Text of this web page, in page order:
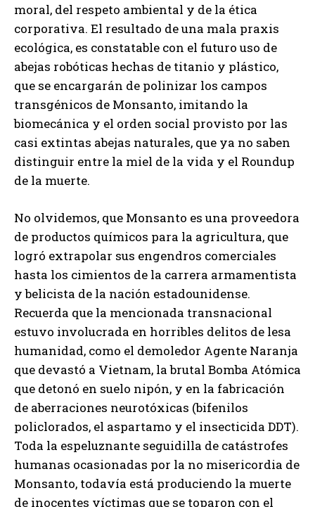
moral, del respeto ambiental y de la ética
corporativa. El resultado de una mala praxis
ecológica, es constatable con el futuro uso de
abejas robóticas hechas de titanio y plástico,
que se encargarán de polinizar los campos
transgénicos de Monsanto, imitando la
biomecánica y el orden social provisto por las
casi extintas abejas naturales, que ya no saben
distinguir entre la miel de la vida y el Roundup
de la muerte.
No olvidemos, que Monsanto es una proveedora
de productos químicos para la agricultura, que
logró extrapolar sus engendros comerciales
hasta los cimientos de la carrera armamentista
y belicista de la nación estadounidense.
Recuerda que la mencionada transnacional
estuvo involucrada en horribles delitos de lesa
humanidad, como el demoledor Agente Naranja
que devastó a Vietnam, la brutal Bomba Atómica
que detonó en suelo nipón, y en la fabricación
de aberraciones neurotóxicas (bifenilos
policlorados, el aspartamo y el insecticida DDT).
Toda la espeluznante seguidilla de catástrofes
humanas ocasionadas por la no misericordia de
Monsanto, todavía está produciendo la muerte
de inocentes víctimas que se toparon con el